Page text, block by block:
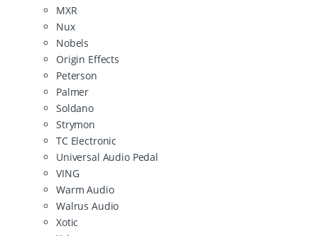
MXR
Nux
Nobels
Origin Effects
Peterson
Palmer
Soldano
Strymon
TC Electronic
Universal Audio Pedal
VING
Warm Audio
Walrus Audio
Xotic